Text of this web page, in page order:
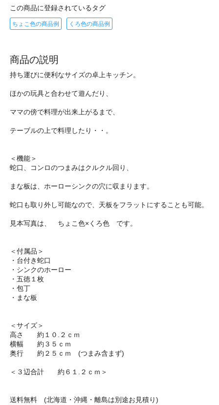
この商品に登録されているタグ
ちょこ色の商品例 くろ色の商品例
商品の説明
持ち運びに便利なサイズの卓上キッチン。
ほかの玩具と合わせて遊んだり、
ママの傍で料理が出来上がるまで、
テーブルの上で料理したり・・。
＜機能＞
蛇口、コンロのつまみはクルクル回り、
まな板は、ホーローシンクの穴に収まります。
蛇口も取り外し可能なので、天板をフラットにすることも可能。
見本写真は、 ちょこ色×くろ色 です。
＜付属品＞
・台付き蛇口
・シンクのホーロー
・五徳１枚
・包丁
・まな板
＜サイズ＞
高さ 約１０.２ｃｍ
横幅 約３５ｃｍ
奥行 約２５ｃｍ (つまみ含まず)
＜３辺合計 約６１.２ｃｍ＞
送料無料 (北海道・沖縄・離島は別途お見積り)